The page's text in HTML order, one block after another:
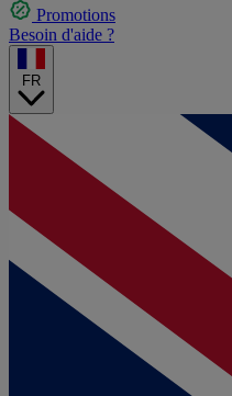
Promotions
Besoin d'aide ?
FR